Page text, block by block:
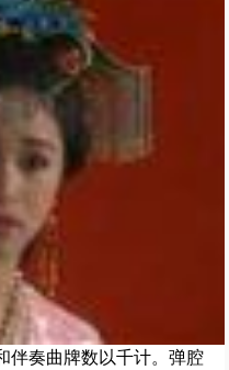
伴奏曲牌数以千计。弹腔